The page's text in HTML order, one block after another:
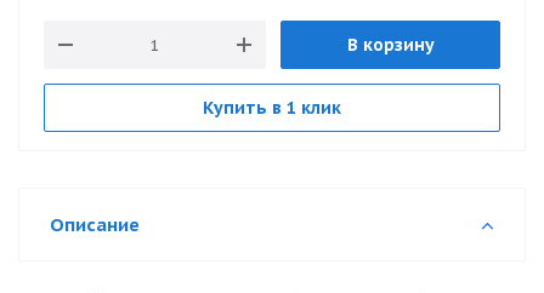
В корзину
Купить в 1 клик
Описание